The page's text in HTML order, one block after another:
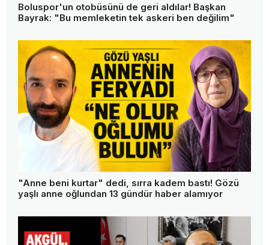
Boluspor'un otobüsünü de geri aldılar! Başkan
Bayrak: "Bu memleketin tek askeri ben değilim"
"Anne beni kurtar" dedi, sırra kadem bastı! Gözü
yaşlı anne oğlundan 13 gündür haber alamıyor